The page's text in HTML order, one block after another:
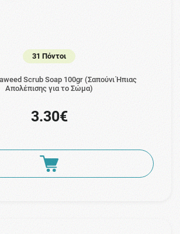
31 Πόντοι
Scrub Soap 100gr (Σαπούνι Ήπιας
Απολέπισης για το Σώμα)
3.30€